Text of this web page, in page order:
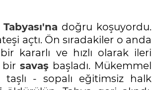
doğru koşuyordu.
açtı. Ön sıradakiler o anda
kararlı ve hızlı olarak ileri
birsavaş başladı. Mükemmel
taşlı - sopalı eğitimsiz halk